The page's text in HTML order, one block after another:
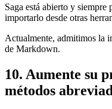
Saga está abierto y
importarlo desde otras
Actualmente, admitimos la
de Markdown.
10. Aumente su
métodos